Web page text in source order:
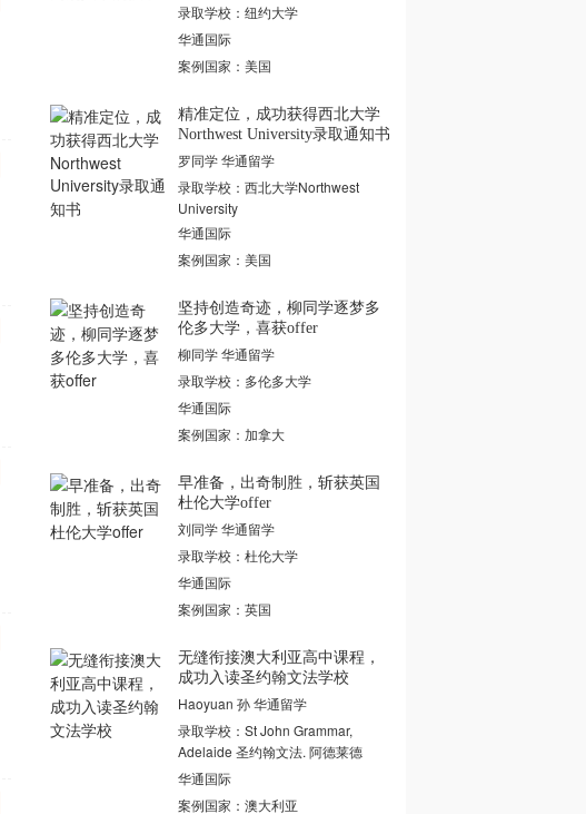
录取学校：纽约大学
华通国际
案例国家：美国
精准定位，成功获得西北大学
Northwest University录取通知书
罗同学 华通留学
录取学校：西北大学Northwest
University
华通国际
案例国家：美国
坚持创造奇迹，柳同学逐梦多
伦多大学，喜获offer
柳同学 华通留学
录取学校：多伦多大学
华通国际
案例国家：加拿大
早准备，出奇制胜，斩获英国
杜伦大学offer
刘同学 华通留学
录取学校：杜伦大学
华通国际
案例国家：英国
无缝衔接澳大利亚高中课程，
成功入读圣约翰文法学校
Haoyuan 孙 华通留学
录取学校：St John Grammar,
Adelaide 圣约翰文法. 阿德莱德
华通国际
案例国家：澳大利亚